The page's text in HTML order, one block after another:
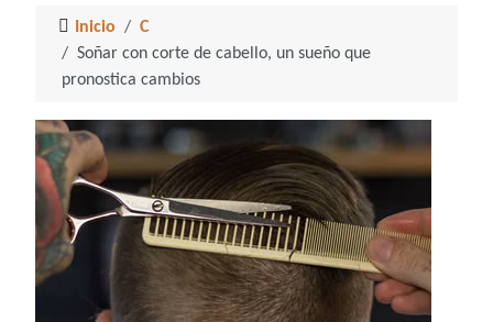
Inicio
C
Soñar con corte de cabello, un sueño que
pronostica cambios